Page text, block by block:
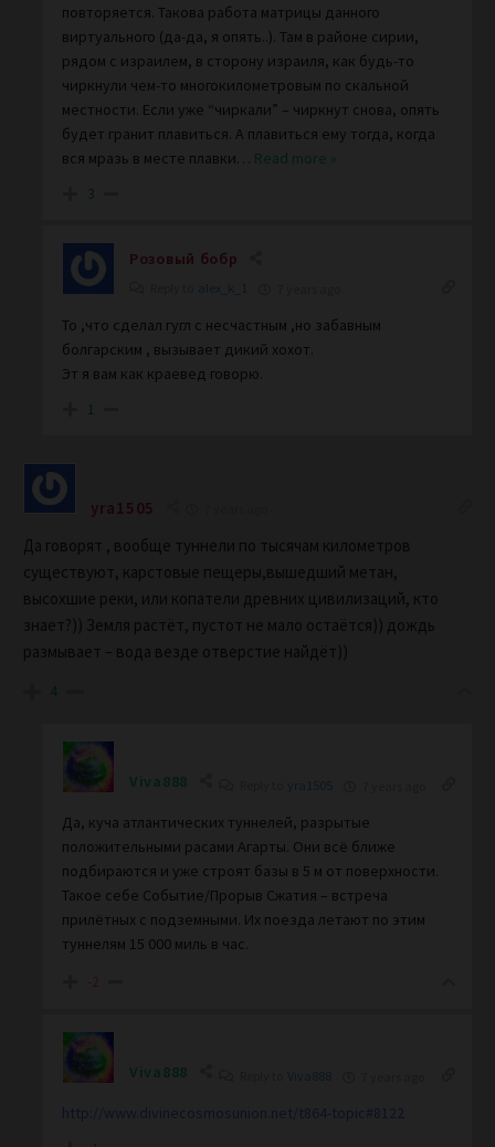
повторяется. Такова работа матрицы данного
виртуального (да-да, я опять..). Там в районе сирии,
рядом с израилем, в сторону израиля, как будь-то
чиркнули чем-то многокилометровым по скальной
местности. Если уже “чиркали” – чиркнут снова, опять
будет гранит плавиться. А плавиться ему тогда, когда
вся мразь в месте плавки… Read more »
3
Розовый бобр
alex_k_1
То ,что сделал гугл с несчастным ,но забавным
болгарским , вызывает дикий хохот.
Эт я вам как краевед говорю.
1
yra1505
Да говорят , вообще туннели по тысячам километров
существуют, карстовые пещеры,вышедший метан,
высохшие реки, или копатели древних цивилизаций, кто
знает?)) Земля растёт, пустот не мало остаётся)) дождь
размывает – вода везде отверстие найдёт))
4
Viva888 yra1505
Да, куча атлантических туннелей, разрытые
положительными расами Агарты. Они всё ближе
подбираются и уже строят базы в 5 м от поверхности.
Такое себе Событие/Прорыв Сжатия – встреча
прилётных с подземными. Их поезда летают по этим
туннелям 15 000 миль в час.
Viva888 Viva888
http://www.divinecosmosunion.net/t864-topic#8122